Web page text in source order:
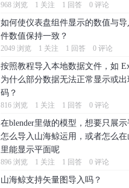
968 浏览 1 关注 1 回答 0 评论
如何使仪表盘组件显示的数值与导
件数值保持一致？
2049 浏览 1 关注 1 回答 0 评论
按照教程导入本地数据文件，如
为什么部分数据无法正常显示或
码？
816 浏览 1 关注 1 回答 0 评论
在blender里做的模型，想要只展示
怎么导入山海鲸运用，或者怎么
里能显示平面呢
896 浏览 1 关注 1 回答 0 评论
山海鲸支持矢量图导入吗？